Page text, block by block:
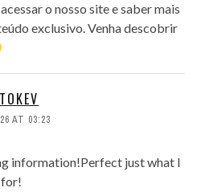
o nosso site e saber mais
exclusivo. Venha descobrir
AT 03:23
information!Perfect just what I
for!